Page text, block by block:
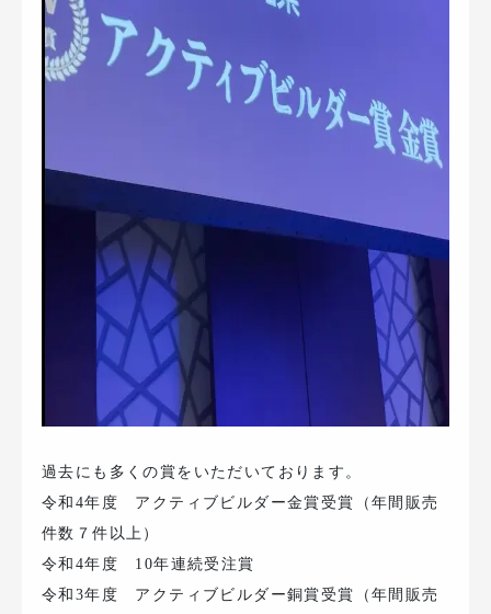
過去にも多くの賞をいただいております。
令和4年度 アクティブビルダー金賞受賞（年間販売
件数７件以上）
令和4年度 10年連続受注賞
令和3年度 アクティブビルダー銅賞受賞（年間販売